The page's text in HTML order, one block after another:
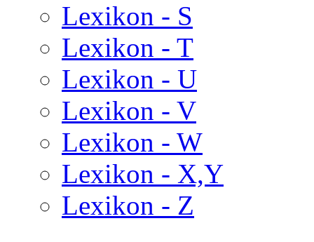
Lexikon - S
Lexikon - T
Lexikon - U
Lexikon - V
Lexikon - W
Lexikon - X,Y
Lexikon - Z